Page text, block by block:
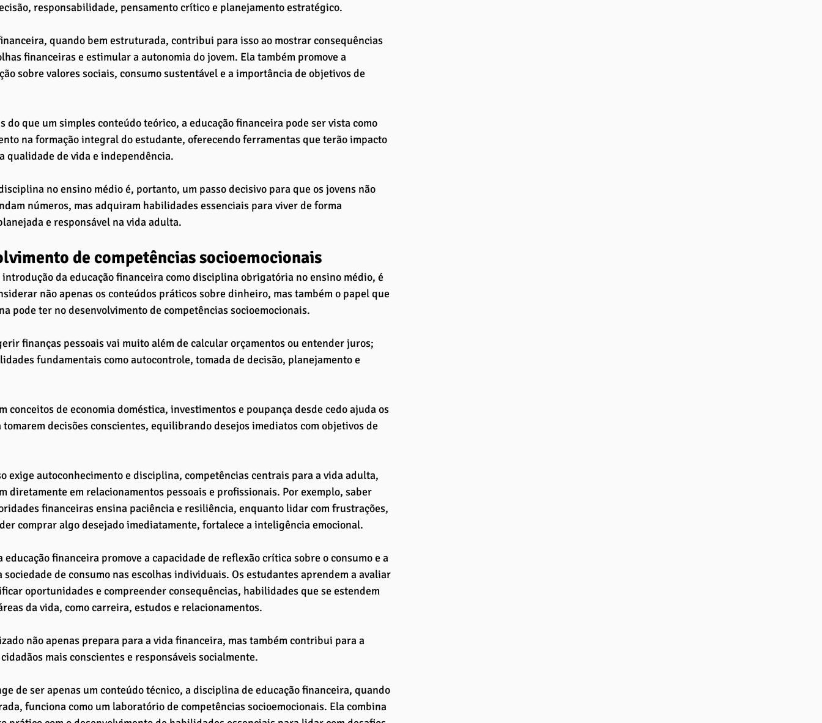
responsabilidade, pensamento crítico e planejamento estratégico.
quando bem estruturada, contribui para isso ao mostrar consequências
financeiras e estimular a autonomia do jovem. Ela também promove a
sobre valores sociais, consumo sustentável e a importância de objetivos de
do que um simples conteúdo teórico, a educação financeira pode ser vista como
na formação integral do estudante, oferecendo ferramentas que terão impacto
qualidade de vida e independência.
no ensino médio é, portanto, um passo decisivo para que os jovens não
números, mas adquiram habilidades essenciais para viver de forma
e responsável na vida adulta.
de competências socioemocionais
da educação financeira como disciplina obrigatória no ensino médio, é
não apenas os conteúdos práticos sobre dinheiro, mas também o papel que
pode ter no desenvolvimento de competências socioemocionais.
finanças pessoais vai muito além de calcular orçamentos ou entender juros;
fundamentais como autocontrole, tomada de decisão, planejamento e
conceitos de economia doméstica, investimentos e poupança desde cedo ajuda os
tomarem decisões conscientes, equilibrando desejos imediatos com objetivos de
exige autoconhecimento e disciplina, competências centrais para a vida adulta,
diretamente em relacionamentos pessoais e profissionais. Por exemplo, saber
financeiras ensina paciência e resiliência, enquanto lidar com frustrações,
comprar algo desejado imediatamente, fortalece a inteligência emocional.
educação financeira promove a capacidade de reflexão crítica sobre o consumo e a
de consumo nas escolhas individuais. Os estudantes aprendem a avaliar
oportunidades e compreender consequências, habilidades que se estendem
da vida, como carreira, estudos e relacionamentos.
não apenas prepara para a vida financeira, mas também contribui para a
mais conscientes e responsáveis socialmente.
de ser apenas um conteúdo técnico, a disciplina de educação financeira, quando
funciona como um laboratório de competências socioemocionais. Ela combina